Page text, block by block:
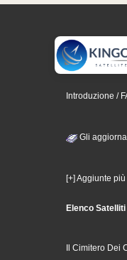
Introduzione /
Gli
[+] Aggiunte
Elenco Satelliti
Il Cimitero Dei